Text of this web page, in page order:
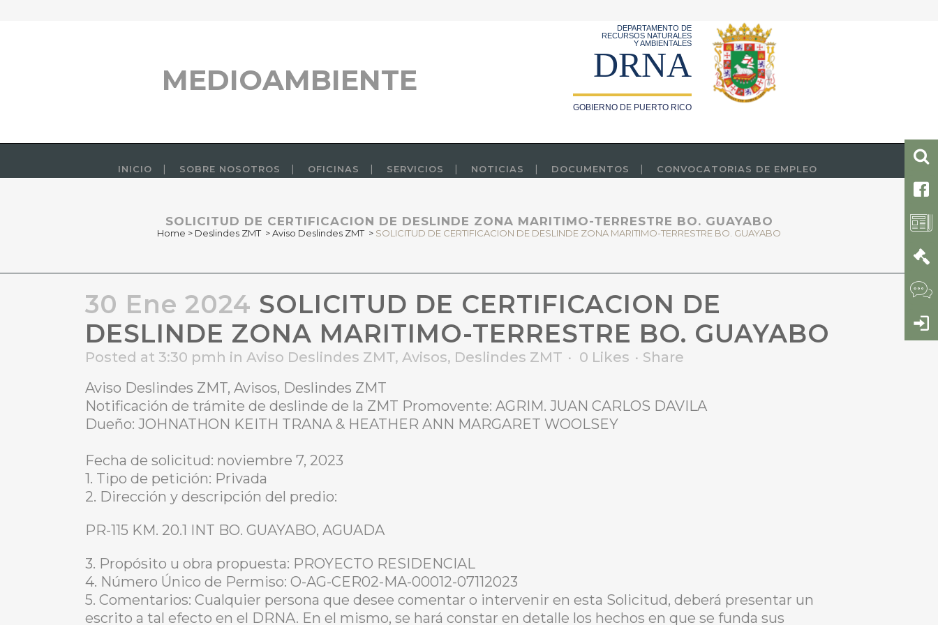
MEDIOAMBIENTE
DEPARTAMENTO DE
RECURSOS NATURALES
Y AMBIENTALES
DRNA
GOBIERNO DE PUERTO RICO
INICIO SOBRE NOSOTROS OFICINAS SERVICIOS NOTICIAS DOCUMENTOS CONVOCATORIAS DE EMPLEO
SOLICITUD DE CERTIFICACION DE DESLINDE ZONA MARITIMO-TERRESTRE BO. GUAYABO
Home > Deslindes ZMT >Aviso Deslindes ZMT > SOLICITUD DE CERTIFICACION DE DESLINDE ZONA MARITIMO-TERRESTRE BO. GUAYABO
30 Ene 2024 SOLICITUD DE CERTIFICACION DE
DESLINDE ZONA MARITIMO-TERRESTRE BO. GUAYABO
Posted at 3:30 pmh in Aviso Deslindes ZMT, Avisos, Deslindes ZMT 0 Likes
Share
Aviso Deslindes ZMT, Avisos, Deslindes ZMT
Notificación de trámite de deslinde de la ZMT Promovente: AGRIM. JUAN CARLOS DAVILA
Dueño: JOHNATHON KEITH TRANA & HEATHER ANN MARGARET WOOLSEY
Fecha de solicitud: noviembre 7, 2023
1. Tipo de petición: Privada
2. Dirección y descripción del predio:
PR-115 KM. 20.1 INT BO. GUAYABO, AGUADA
3. Propósito u obra propuesta: PROYECTO RESIDENCIAL
4. Número Único de Permiso: O-AG-CER02-MA-00012-07112023
5. Comentarios: Cualquier persona que desee comentar o intervenir en esta Solicitud, deberá presentar un
escrito a tal efecto en el DRNA. En el mismo, se hará constar en detalle los hechos en que se funda sus